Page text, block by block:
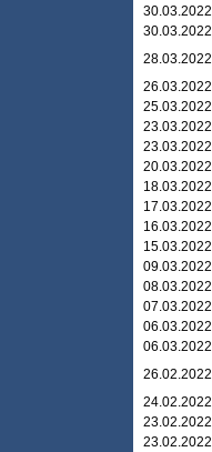
30.03.2022
30.03.2022
28.03.2022
26.03.2022
25.03.2022
23.03.2022
23.03.2022
20.03.2022
18.03.2022
17.03.2022
16.03.2022
15.03.2022
09.03.2022
08.03.2022
07.03.2022
06.03.2022
06.03.2022
26.02.2022
24.02.2022
23.02.2022
23.02.2022